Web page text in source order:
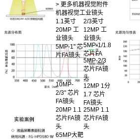
> 更多机器视觉附件
机器视觉工业镜头
1.1英寸
20MP 工
业镜头
2/3英寸
12MP 工
业镜头
5MP-1" 芯
片FA镜头
5MP-1/1.8
芯片FA
5MP-2/3
芯片FA镜
头
10MP-
2/3" 芯片
FA镜头
12MP 1分
1.7 芯片
FA镜头
20MP 1.1
芯片FA镜
头
25MP 1.1
芯片FA镜
头
65MP大靶